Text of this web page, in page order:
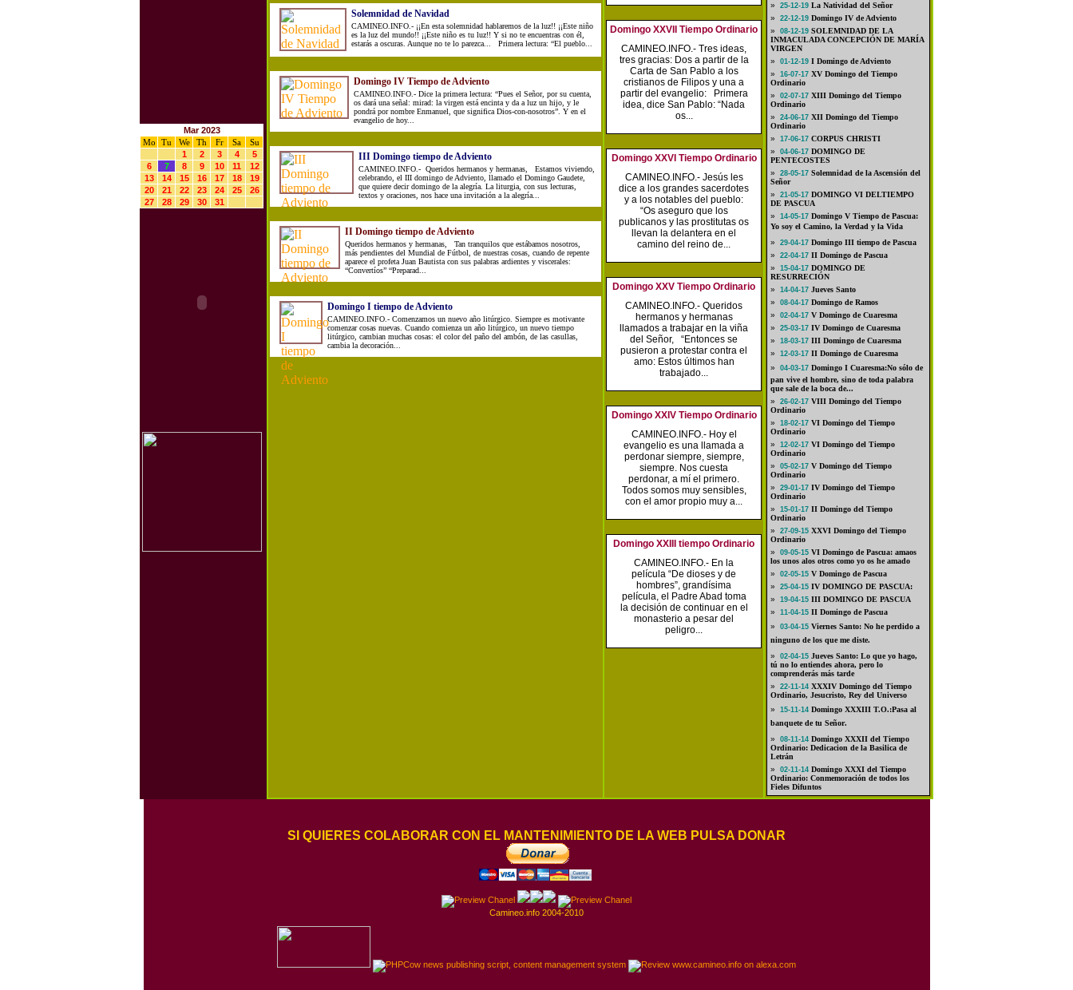
Mar 2023
Mo
Tu We Th Fr Sa
Su
1
2 3 4
5
6
7 8 9 10 11
12
13
14 15 16 17 18
19
20
21 22 23 24 25
26
27
28 29 30 31
Solemnidad de Navidad
CAMINEO.INFO.- ¡¡En esta solemnidad hablaremos de la luz!! ¡¡Este niño
es la luz del mundo!! ¡¡Este niño es tu luz!! Y si no te encuentras con él,
estarás a oscuras. Aunque no te lo parezca... Primera lectura: “El pueblo...
Domingo IV Tiempo de Adviento
CAMINEO.INFO.- Dice la primera lectura: “Pues el Señor, por su cuenta,
os dará una señal: mirad: la virgen está encinta y da a luz un hijo, y le
pondrá por nombre Enmanuel, que significa Dios-con-nosotros”. Y en el
evangelio de hoy...
III Domingo tiempo de Adviento
CAMINEO.INFO.- Queridos hermanos y hermanas, Estamos viviendo,
celebrando, el III domingo de Adviento, llamado el Domingo Gaudete,
que quiere decir domingo de la alegría. La liturgia, con sus lecturas,
textos y oraciones, nos hace una invitación a la alegría...
II Domingo tiempo de Adviento
Queridos hermanos y hermanas, Tan tranquilos que estábamos nosotros,
más pendientes del Mundial de Fútbol, de nuestras cosas, cuando de repente
aparece el profeta Juan Bautista con sus palabras ardientes y viscerales:
“Convertíos” “Preparad...
Domingo I tiempo de Adviento
CAMINEO.INFO.- Comenzamos un nuevo año litúrgico. Siempre es motivante
comenzar cosas nuevas. Cuando comienza un año litúrgico, un nuevo tiempo
litúrgico, cambian muchas cosas: el color del paño del ambón, de las casullas,
cambia la decoración...
Domingo XXVII Tiempo Ordinario
CAMINEO.INFO.- Tres ideas,
tres gracias: Dos a partir de la
Carta de San Pablo a los
cristianos de Filipos y una a
partir del evangelio: Primera
idea, dice San Pablo: “Nada
os...
Domingo XXVI Tiempo Ordinario
CAMINEO.INFO.- Jesús les
dice a los grandes sacerdotes
y a los notables del pueblo:
“Os aseguro que los
publicanos y las prostitutas os
llevan la delantera en el
camino del reino de...
Domingo XXV Tiempo Ordinario
CAMINEO.INFO.- Queridos
hermanos y hermanas
llamados a trabajar en la viña
del Señor, “Entonces se
pusieron a protestar contra el
amo: Estos últimos han
trabajado...
Domingo XXIV Tiempo Ordinario
CAMINEO.INFO.- Hoy el
evangelio es una llamada a
perdonar siempre, siempre,
siempre. Nos cuesta
perdonar, a mí el primero.
Todos somos muy sensibles,
con el amor propio muy a...
Domingo XXIII tiempo Ordinario
CAMINEO.INFO.- En la
película “De dioses y de
hombres”, grandísima
película, el Padre Abad toma
la decisión de continuar en el
monasterio a pesar del
peligro...
»
25-12-19 La Natividad del Señor
»
22-12-19 Domingo IV de Adviento
»
08-12-19 SOLEMNIDAD DE LA
INMACULADA CONCEPCIÓN DE MARÍA
VIRGEN
»
01-12-19 I Domingo de Adviento
»
16-07-17 XV Domingo del Tiempo
Ordinario
»
02-07-17 XIII Domingo del Tiempo
Ordinario
»
24-06-17 XII Domingo del Tiempo
Ordinario
»
17-06-17 CORPUS CHRISTI
»
04-06-17 DOMINGO DE
PENTECOSTES
»
28-05-17 Solemnidad de la Ascensión del
Señor
»
21-05-17 DOMINGO VI DELTIEMPO
DE PASCUA
»
14-05-17 Domingo V Tiempo de Pascua:
Yo soy el Camino, la Verdad y la Vida
»
29-04-17 Domingo III tiempo de Pascua
»
22-04-17 II Domingo de Pascua
»
15-04-17 DOMINGO DE
RESURRECIÓN
»
14-04-17 Jueves Santo
»
08-04-17 Domingo de Ramos
»
02-04-17 V Domingo de Cuaresma
»
25-03-17 IV Domingo de Cuaresma
»
18-03-17 III Domingo de Cuaresma
»
12-03-17 II Domingo de Cuaresma
»
04-03-17 Domingo I Cuaresma:No sólo de
pan vive el hombre, sino de toda palabra
que sale de la boca de...
»
26-02-17 VIII Domingo del Tiempo
Ordinario
»
18-02-17 VI Domingo del Tiempo
Ordinario
»
12-02-17 VI Domingo del Tiempo
Ordinario
»
05-02-17 V Domingo del Tiempo
Ordinario
»
29-01-17 IV Domingo del Tiempo
Ordinario
»
15-01-17 II Domingo del Tiempo
Ordinario
»
27-09-15 XXVI Domingo del Tiempo
Ordinario
»
09-05-15 VI Domingo de Pascua: amaos
los unos alos otros como yo os he amado
»
02-05-15 V Domingo de Pascua
»
25-04-15 IV DOMINGO DE PASCUA:
»
19-04-15 III DOMINGO DE PASCUA
»
11-04-15 II Domingo de Pascua
»
03-04-15 Viernes Santo: No he perdido a
ninguno de los que me diste.
»
02-04-15 Jueves Santo: Lo que yo hago,
tú no lo entiendes ahora, pero lo
comprenderás más tarde
»
22-11-14 XXXIV Domingo del Tiempo
Ordinario, Jesucristo, Rey del Universo
»
15-11-14 Domingo XXXIII T.O.:Pasa al
banquete de tu Señor.
»
08-11-14 Domingo XXXII del Tiempo
Ordinario: Dedicacion de la Basilica de
Letrán
»
02-11-14 Domingo XXXI del Tiempo
Ordinario: Conmemoración de todos los
Fieles Difuntos
SI QUIERES COLABORAR CON EL MANTENIMIENTO DE LA WEB PULSA DONAR
Camineo.info 2004-2010